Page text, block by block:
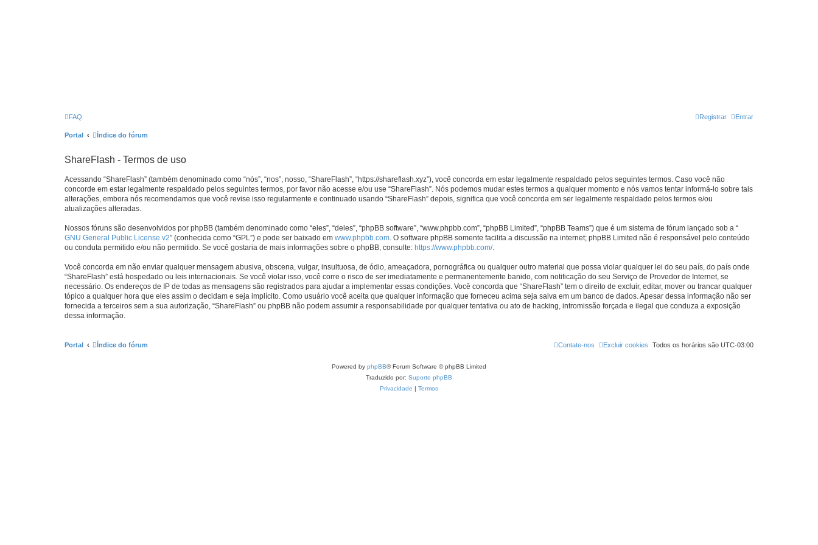
FAQ Entrar
Registrar
Portal Índice do fórum
ShareFlash - Termos de uso
Acessando “ShareFlash” (também denominado como “nós”, “nos”, nosso, “ShareFlash”, “https://shareflash.xyz”), você concorda em estar legalmente respaldado pelos seguintes termos. Caso você não
concorde em estar legalmente respaldado pelos seguintes termos, por favor não acesse e/ou use “ShareFlash”. Nós podemos mudar estes termos a qualquer momento e nós vamos tentar informá-lo sobre tais
alterações, embora nós recomendamos que você revise isso regularmente e continuado usando “ShareFlash” depois, significa que você concorda em ser legalmente respaldado pelos termos e/ou
atualizações alteradas.
Nossos fóruns são desenvolvidos por phpBB (também denominado como “eles”, “deles”, “phpBB software”, “www.phpbb.com”, “phpBB Limited”, “phpBB Teams”) que é um sistema de fórum lançado sob a “
GNU General Public License v2” (conhecida como “GPL”) e pode ser baixado em www.phpbb.com. O software phpBB somente facilita a discussão na internet; phpBB Limited não é responsável pelo conteúdo
ou conduta permitido e/ou não permitido. Se você gostaria de mais informações sobre o phpBB, consulte: https://www.phpbb.com/.
Você concorda em não enviar qualquer mensagem abusiva, obscena, vulgar, insultuosa, de ódio, ameaçadora, pornográfica ou qualquer outro material que possa violar qualquer lei do seu país, do país onde
“ShareFlash” está hospedado ou leis internacionais. Se você violar isso, você corre o risco de ser imediatamente e permanentemente banido, com notificação do seu Serviço de Provedor de Internet, se
necessário. Os endereços de IP de todas as mensagens são registrados para ajudar a implementar essas condições. Você concorda que “ShareFlash” tem o direito de excluir, editar, mover ou trancar qualquer
tópico a qualquer hora que eles assim o decidam e seja implícito. Como usuário você aceita que qualquer informação que forneceu acima seja salva em um banco de dados. Apesar dessa informação não ser
fornecida a terceiros sem a sua autorização, “ShareFlash” ou phpBB não podem assumir a responsabilidade por qualquer tentativa ou ato de hacking, intromissão forçada e ilegal que conduza a exposição
dessa informação.
Portal Índice do fórum Todos os horários são UTC-03:00
Excluir cookies
Contate-nos
Powered by phpBB® Forum Software © phpBB Limited
Traduzido por: Suporte phpBB
Privacidade | Termos